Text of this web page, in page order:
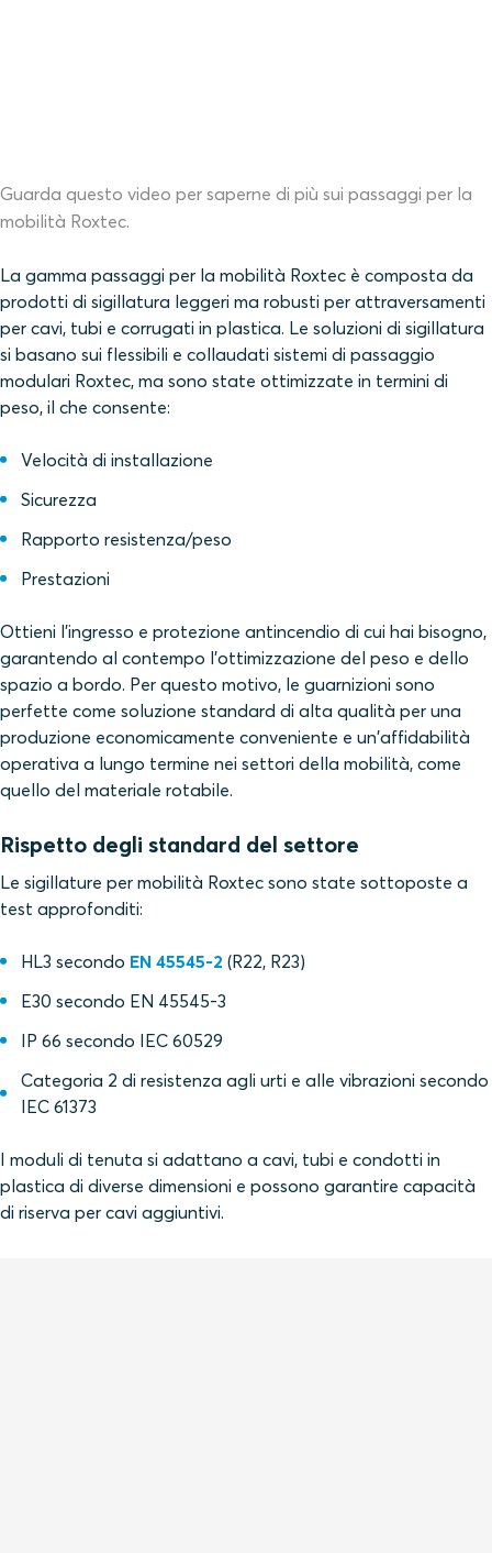
Guarda questo video per saperne di più sui passaggi per la
mobilità Roxtec.
La gamma passaggi per la mobilità Roxtec è composta da
prodotti di sigillatura leggeri ma robusti per attraversamenti
per cavi, tubi e corrugati in plastica. Le soluzioni di sigillatura
si basano sui flessibili e collaudati sistemi di passaggio
modulari Roxtec, ma sono state ottimizzate in termini di
peso, il che consente:
Velocità di installazione
Sicurezza
Rapporto resistenza/peso
Prestazioni
Ottieni l'ingresso e protezione antincendio di cui hai bisogno,
garantendo al contempo l'ottimizzazione del peso e dello
spazio a bordo. Per questo motivo, le guarnizioni sono
perfette come soluzione standard di alta qualità per una
produzione economicamente conveniente e un'affidabilità
operativa a lungo termine nei settori della mobilità, come
quello del materiale rotabile.
Rispetto degli standard del settore
Le sigillature per mobilità Roxtec sono state sottoposte a
test approfonditi:
HL3 secondo EN 45545-2 (R22, R23)
E30 secondo EN 45545-3
IP 66 secondo IEC 60529
Categoria 2 di resistenza agli urti e alle vibrazioni secondo
IEC 61373
I moduli di tenuta si adattano a cavi, tubi e condotti in
plastica di diverse dimensioni e possono garantire capacità
di riserva per cavi aggiuntivi.